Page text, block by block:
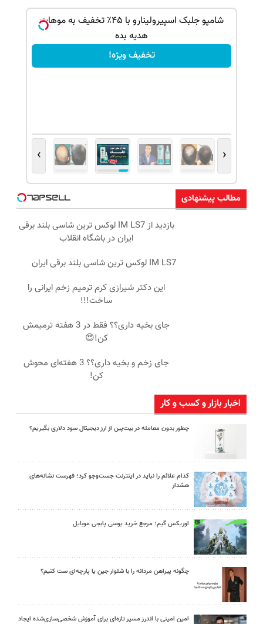
شامپو جلبک اسپیرولینارو با ۴۵٪ تخفیف به موهات
هدیه بده
تخفیف ویژه!
‹
›
مطالب پیشنهادی
بازدید از IM LS7 لوکس ترین شاسی بلند برقی
ایران در باشگاه انقلاب
IM LS7 لوکس ترین شاسی بلند برقی ایران
این دکتر شیرازی کرم ترمیم زخم ایرانی را
ساخت!!!
جای بخیه داری؟؟ فقط در 3 هفته ترمیمش
کن!😍
جای زخم و بخیه داری؟؟ 3 هفته‌ای محوش
کن!
اخبار بازار و کسب و کار
چطور بدون معامله در بیت‌پین از ارز دیجیتال سود دلاری بگیریم؟
کدام علائم را نباید در اینترنت جست‌وجو کرد؛ فهرست نشانه‌های
هشدار
اوریکس گیم؛ مرجع خرید یوسی پابجی موبایل
چگونه پیراهن مردانه را با شلوار جین یا پارچه‌ای ست کنیم؟
امین امینی با اندرز مسیر تازه‌ای برای آموزش شخصی‌سازی‌شده ایجاد